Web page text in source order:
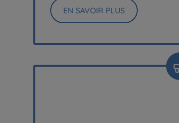
EN SAVOIR PLUS